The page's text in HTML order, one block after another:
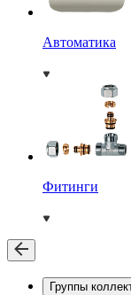
Автоматика
Фитинги
Группы